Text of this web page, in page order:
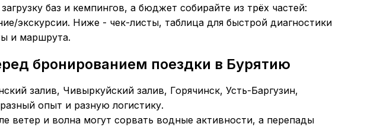
баз и кемпингов, а бюджет собирайте из трёх частей:
экскурсии. Ниже - чек-листы, таблица для быстрой диагностики
и маршрута.
бронированием поездки в Бурятию
залив, Чивыркуйский залив, Горячинск, Усть-Баргузин,
опыт и разную логистику.
ветер и волна могут сорвать водные активности, а перепады